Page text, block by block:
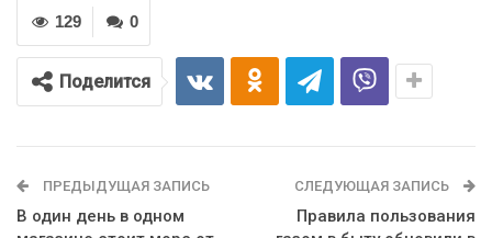
0
129
Поделится
ПРЕДЫДУЩАЯ ЗАПИСЬ
В один день в одном
СЛЕДУЮЩАЯ ЗАПИСЬ
Правила пользования